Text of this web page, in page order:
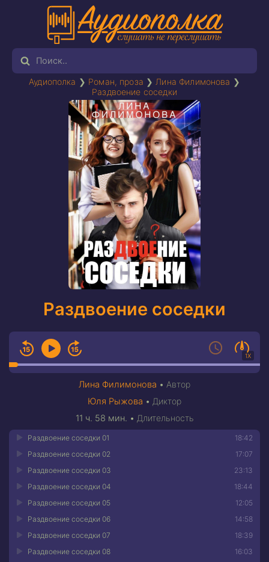
Аудиополка ❯ Роман, проза ❯ Лина Филимонова ❯
Раздвоение соседки
Раздвоение соседки
1X
Лина Филимонова • Автор
Юля Рыжова • Диктор
11 ч. 58 мин. • Длительность
18:42
Раздвоение соседки 01
17:07
Раздвоение соседки 02
23:13
Раздвоение соседки 03
18:44
Раздвоение соседки 04
12:05
Раздвоение соседки 05
14:58
Раздвоение соседки 06
18:39
Раздвоение соседки 07
16:03
Раздвоение соседки 08